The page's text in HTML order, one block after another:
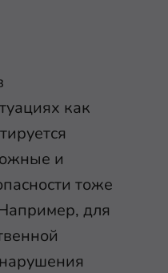
как
и
тоже
для